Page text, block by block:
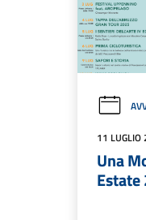
11 LUGLIO
Una